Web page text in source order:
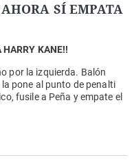
SÍ EMPATA
HARRY KANE!!
por la izquierda. Balón
pone al punto de penalti
fusile a Peña y empate el